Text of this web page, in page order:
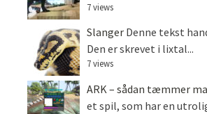
7 views
Slanger Denne tekst
Den er skrevet i lixtal...
7 views
ARK – sådan tæmmer
et spil, som har en